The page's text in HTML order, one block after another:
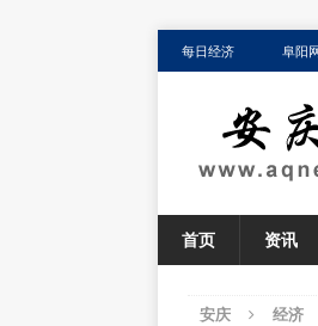
每日经济 阜阳
首页 资讯
安庆 经济